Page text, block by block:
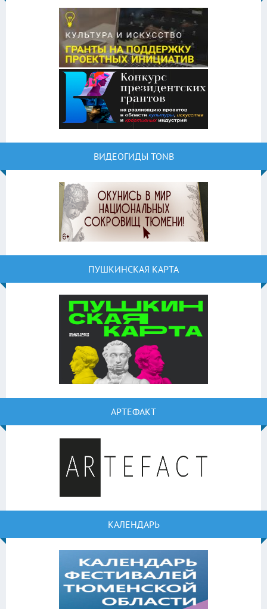
ВИДЕОГИДЫ TONB
ПУШКИНСКАЯ КАРТА
АРТЕФАКТ
КАЛЕНДАРЬ